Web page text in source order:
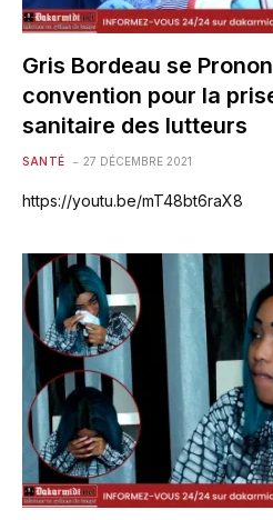
Gris Bordeau se
convention pour la
sanitaire des lutteurs
SANTÉ 27 DÉCEMBRE 2021
https://youtu.be/mT48bt6raX8